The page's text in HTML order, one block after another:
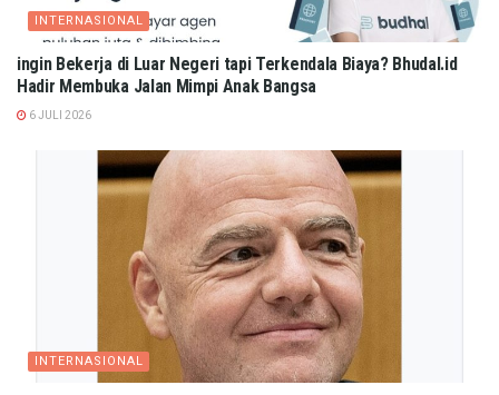
INTERNASIONAL
ingin Bekerja di Luar Negeri tapi Terkendala Biaya? Bhudal.id
Hadir Membuka Jalan Mimpi Anak Bangsa
6 JULI 2026
INTERNASIONAL